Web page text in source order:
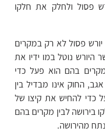
פסול ולחלק את חלקו
יורש פסול לא רק במקרים
היורש נוטל במו ידיו את
בהם הוא פעל כדי
החוק אינו מבדיל בין
כדי להחיש את קיצו של
בירושה לבין מקרים בהם
מהירושה.